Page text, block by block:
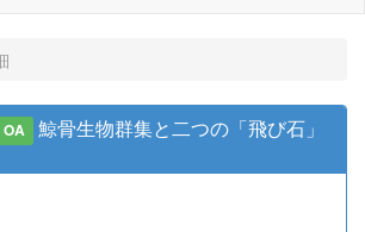
OA
鯨骨生物群集と二つの「飛び石」